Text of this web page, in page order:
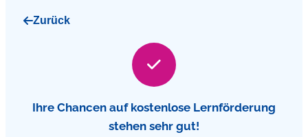
Zurück
Ihre Chancen auf kostenlose Lernförderung
stehen sehr gut!